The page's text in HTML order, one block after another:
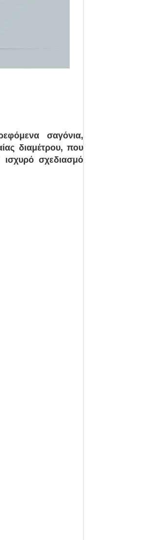
σαγόνια,
διαμέτρου, που
σχεδιασμό